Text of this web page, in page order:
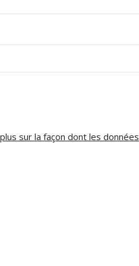
sur la façon dont les données